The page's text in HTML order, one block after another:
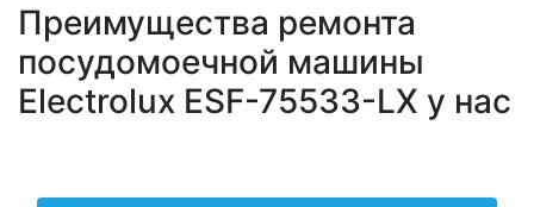
Преимущества ремонта
посудомоечной машины
Electrolux ESF-75533-LX у нас